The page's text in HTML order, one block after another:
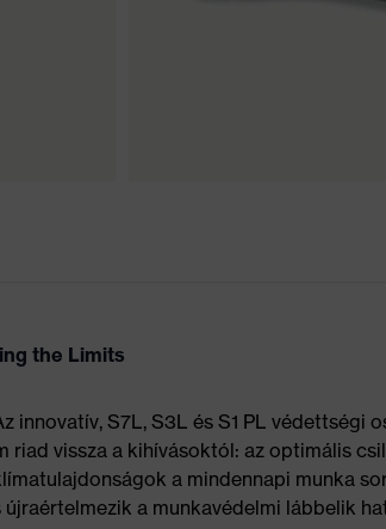
the Limits
innovatív, S7L, S3L és S1 PL védettségi
riad vissza a kihívásoktól: az optimális
a mindennapi munka
a munkavédelmi lábbelik